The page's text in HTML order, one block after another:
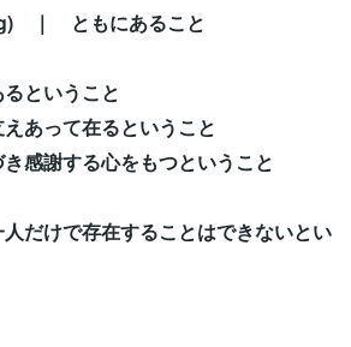
｜ ともにあること
るということ
あって在るということ
感謝する心をもつということ
だけで存在することはできないとい